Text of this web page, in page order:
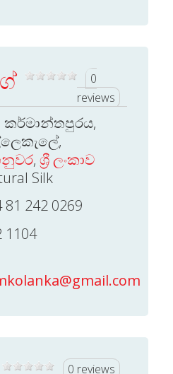
0
reviews
කර්මාන්තපුරය,
, ශ්‍රී ලංකාව
Silk
81 242 0269
1104
0 reviews